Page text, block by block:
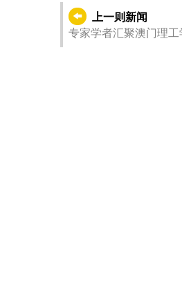
上一则新闻
专家学者汇聚澳门理